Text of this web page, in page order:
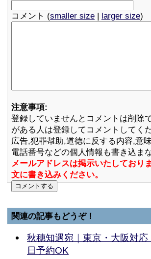
コメント (smaller size | larger size)
注意事項:
登録していませんとコメントは削除
がある人は登録してコメントしてく
広告,犯罪幇助,道徳に反する内容,意
電話番号などの個人情報も書き込ま
メールアドレスは掲示いたしており
文に書き込みください。
関連の記事もどうぞ！
秋穗知遇宛｜東京・大阪対
日予約OK